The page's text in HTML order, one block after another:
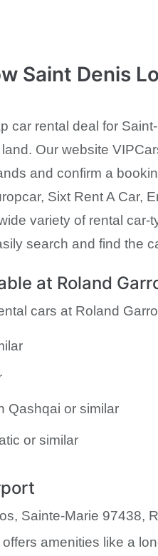
Saint Denis
car rental deal for
Our website
and confirm a
Sixt Rent A Car,
variety of rental
search and find the
at Roland
cars at Roland
Qashqai or similar
or similar
Sainte-Marie 97438,
amenities like a